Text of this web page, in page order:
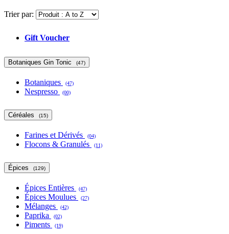
Trier par:
Gift Voucher
Botaniques Gin Tonic (47)
Botaniques (47)
Nespresso (00)
Céréales (15)
Farines et Dérivés (04)
Flocons & Granulés (11)
Épices (129)
Épices Entières (47)
Épices Moulues (27)
Mélanges (42)
Paprika (02)
Piments (19)